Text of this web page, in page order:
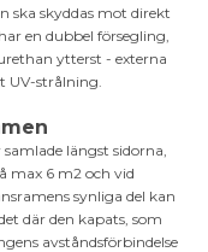
ska skyddas mot direkt
en dubbel försegling,
ytterst - externa
UV-strålning.
längst sidorna,
max 6 m2 och vid
synliga del kan
där den kapats, som
avståndsförbindelse